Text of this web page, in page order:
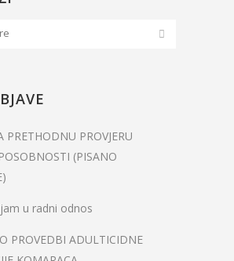
PRETHODNU PROVJERU
(PISANO
u radni odnos
PROVEDBI ADULTICIDNE